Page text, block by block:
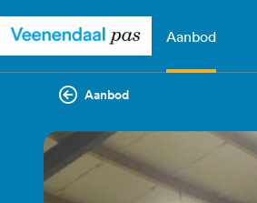
Aanbod
Aanbod